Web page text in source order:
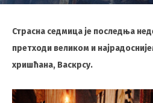
Страсна седмица је последња
претходи великом и
хришћана, Васкрсу.